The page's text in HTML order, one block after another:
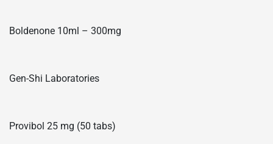
Boldenone 10ml – 300mg
Gen-Shi Laboratories
Provibol 25 mg (50 tabs)